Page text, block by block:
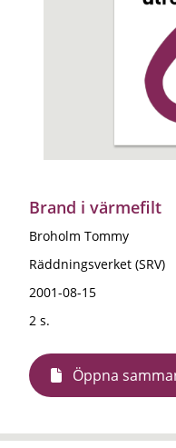
Brand i värmefilt
Broholm Tommy
Räddningsverket (SRV)
2001-08-15
2 s.
Öppna